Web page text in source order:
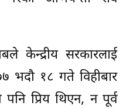
केन्द्रीय सरकारलाई
भदौ १८ गते विहीबार
प्रिय थिएन, न पूर्व